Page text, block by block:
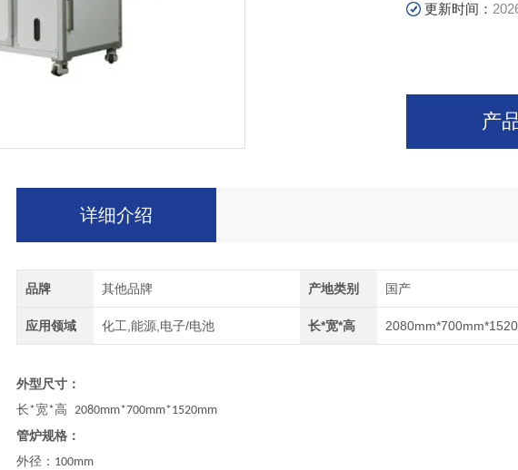
更新时间：
产
详细介绍
品牌 其他品牌 产地类别 国产
应用领域 化工,能源,电子/电池 长*宽*高
外型尺寸：
长*宽*高 2080mm*700mm*1520mm
管炉规格：
外径： 100mm